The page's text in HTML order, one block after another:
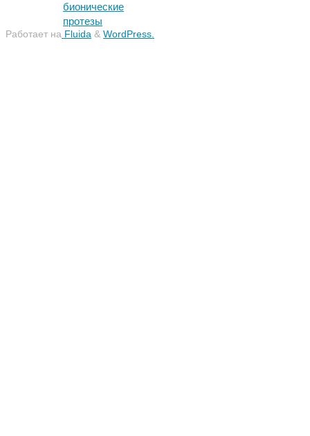
бионические
протезы
Работает на Fluida & WordPress.